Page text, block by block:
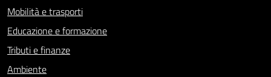
Mobilità e trasporti
Educazione e formazione
Tributi e finanze
Ambiente